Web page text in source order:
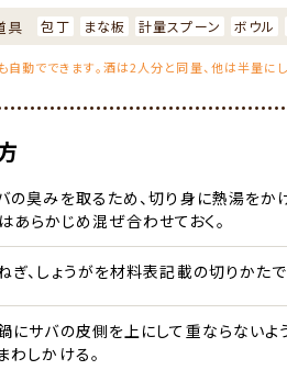
具 包丁 まな板 計量スプーン ボウル
動でできます。酒は2人分と同量、他は半量にし
の臭みを取るため、切り身に熱湯をか
はあらかじめ混ぜ合わせておく。
ぎ、しょうがを材料表記載の切りかたで
にサバの皮側を上にして重ならないよ
わしかける。